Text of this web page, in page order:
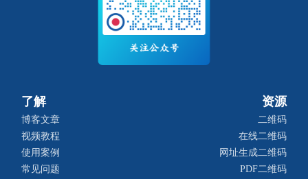
了解
博客文章
视频教程
使用案例
常见问题
资源
二维码
在线二维码
网址生成二维码
PDF二维码